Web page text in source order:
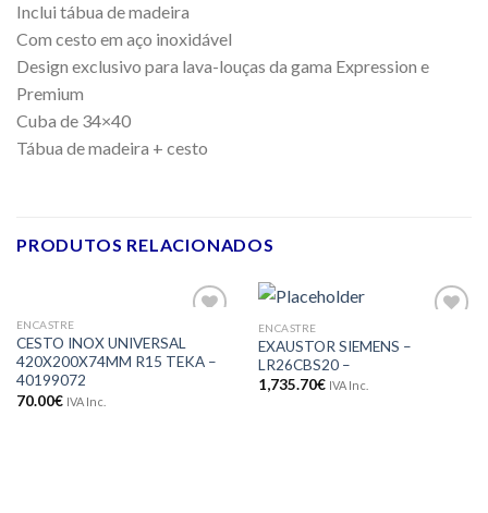
Inclui tábua de madeira
Com cesto em aço inoxidável
Design exclusivo para lava-louças da gama Expression e
Premium
Cuba de 34×40
Tábua de madeira + cesto
PRODUTOS RELACIONADOS
aos meus
desejos
ENCASTRE
CESTO INOX UNIVERSAL
420X200X74MM R15 TEKA –
40199072
70.00€ IVA Inc.
aos meus
ENCASTRE
EXAUSTOR SIEMENS –
LR26CBS20 –
1,735.70€ IVA Inc.